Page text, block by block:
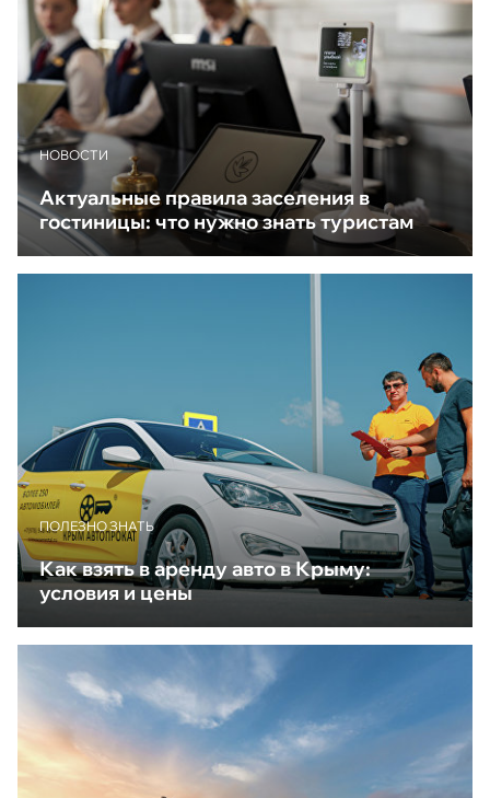
НОВОСТИ
Актуальные правила заселения в
гостиницы: что нужно знать туристам
ПОЛЕЗНО ЗНАТЬ
Как взять в аренду авто в Крыму:
условия и цены